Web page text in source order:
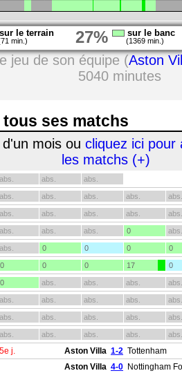
sur le terrain
min.) 27% sur le banc
(1369 min.)
jeu de son équipe (Aston
5040 minutes
tous ses matchs
mois ou cliquez ici pour
les matchs (+)
abs. abs. abs.
abs. abs. abs. abs. abs.
abs. abs. abs. abs. abs.
abs. abs. abs. 0 abs.
abs. 0 0 0 0
0 0 0 17 0
0 abs. abs. abs. abs.
abs. abs. abs. abs. abs.
abs. abs. abs. abs. abs.
abs. abs. abs. abs. abs.
j. Aston Villa 1-2 Tottenham
Aston Villa 4-0 Nottingham